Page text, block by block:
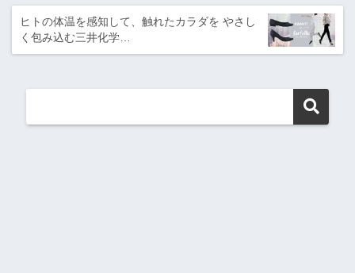
ヒトの体温を感知して、触れたカラダを やさし
く包み込む三井化学…